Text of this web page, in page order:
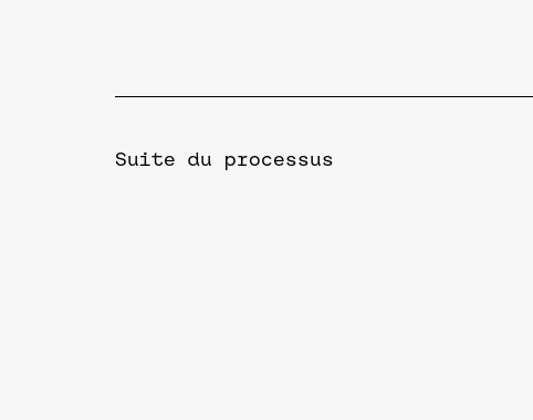
Suite du processus